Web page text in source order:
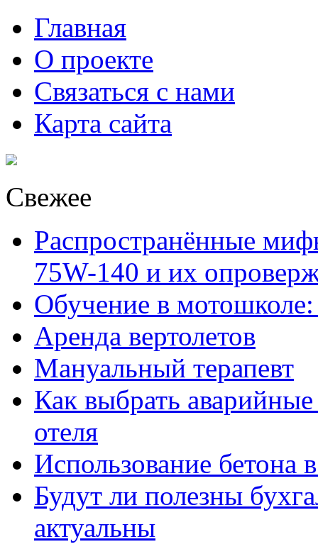
Главная
О проекте
Связаться с нами
Карта сайта
Свежее
Распространённые
75W-140 и их
Обучение в
Аренда вертолетов
Мануальный терапевт
Как выбрать
отеля
Использование бетона
Будут ли полезны
актуальны